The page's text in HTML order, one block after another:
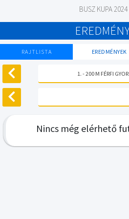
BUSZ KUPA
RAJTLISTA EREDMÉNYEK
1. - 200 M FÉRFI
Nincs még elérhető